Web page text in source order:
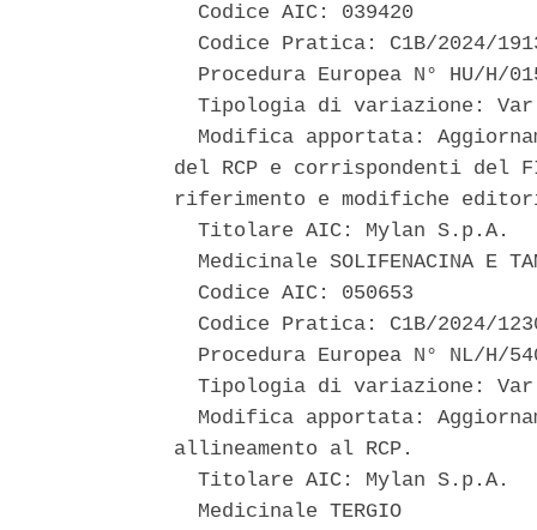
  Codice AIC: 039420
Codice Pratica: C1B/2024/
Procedura Europea N° HU/H/
Tipologia di variazione:
Modifica apportata:
del RCP e corrispondenti
riferimento e modifiche
  Titolare AIC: Mylan S.p.A.
Medicinale SOLIFENACINA E
  Codice AIC: 050653
Codice Pratica: C1B/2024/
Procedura Europea N° NL/H/
Tipologia di variazione:
Modifica apportata:
allineamento al RCP.
  Titolare AIC: Mylan S.p.A.
  Medicinale TERGIO